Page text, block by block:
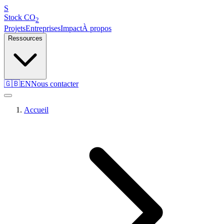
S
Stock CO2
ProjetsEntreprisesImpactÀ propos
Ressources
🇬🇧ENNous contacter
Accueil